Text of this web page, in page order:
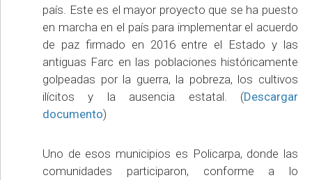
país. Este es el mayor proyecto que se ha puesto
en marcha en el país para implementar el acuerdo
de paz firmado en 2016 entre el Estado y las
antiguas Farc en las poblaciones históricamente
golpeadas por la guerra, la pobreza, los cultivos
ilícitos y la ausencia estatal. (Descargar
documento)
Uno de esos municipios es Policarpa, donde las
comunidades participaron, conforme a lo